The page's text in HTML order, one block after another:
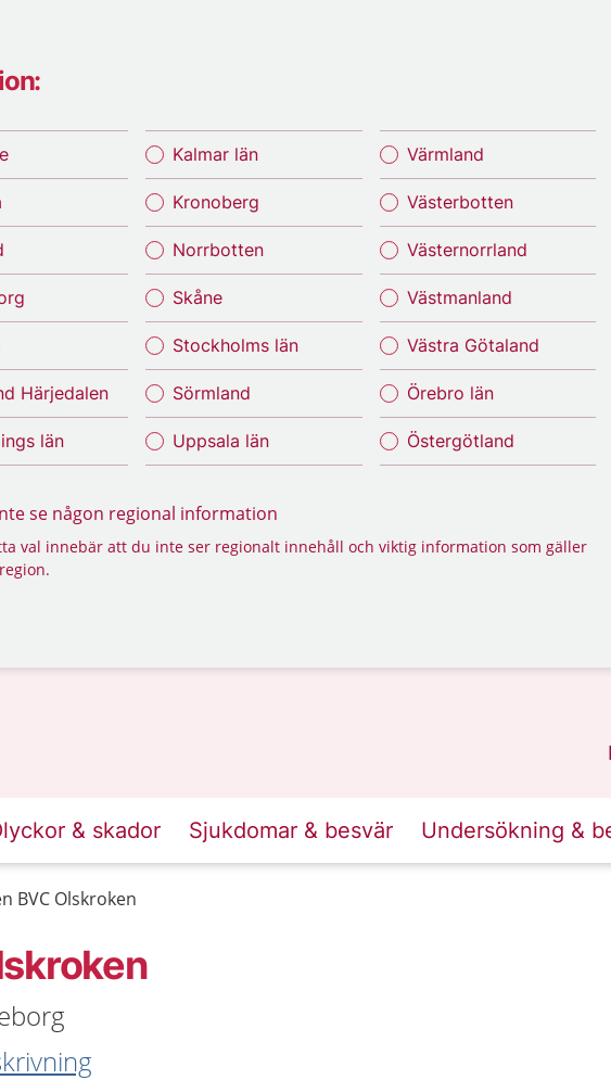
Härjedalen
län
Kalmar län
Kronoberg
Norrbotten
Skåne
Stockholms län
Sörmland
Uppsala län
Värmland
Västerbotten
Västernorrland
Västmanland
Västra Götaland
Örebro län
Östergötland
se någon regional information
val innebär att du inte ser regionalt innehåll och viktig information som gäller
& skador Sjukdomar & besvär Undersökning &
BVC Olskroken